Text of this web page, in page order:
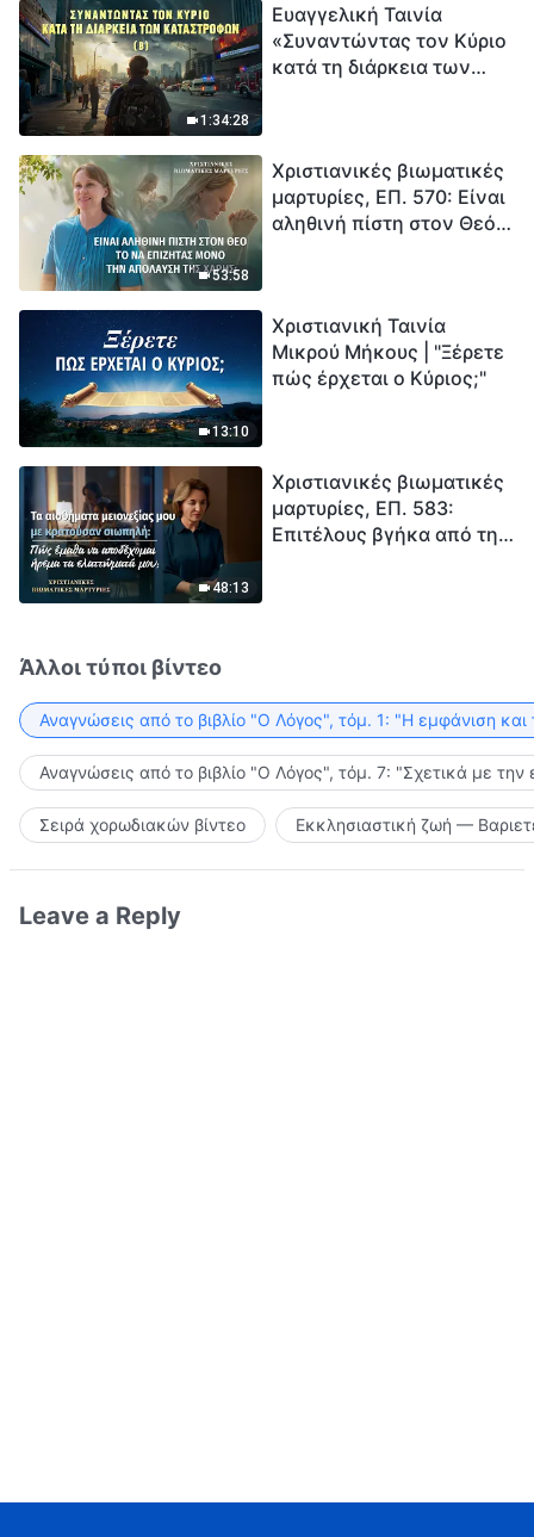
1:34:28
Ευαγγελική Ταινία
«Συναντώντας τον Κύριο
κατά τη διάρκεια των
εξαφάνισης». Οι
καταστροφές χτυπούν.
Ξεκινά η αντίστροφη
53:58
Χριστιανικές βιωματικές
μαρτυρίες, ΕΠ. 570: Είναι
αληθινή πίστη στον Θεό
13:10
Χριστιανική Ταινία
Μικρού Μήκους | "Ξέρετε
πώς έρχεται ο Κύριος;"
48:13
Χριστιανικές βιωματικές
μαρτυρίες, ΕΠ. 583:
Επιτέλους βγήκα από τη
Άλλοι τύποι βίντεο
Αναγνώσεις από το βιβλίο "Ο Λόγος", τόμ. 1: "Η εμφάνιση
Αναγνώσεις από το βιβλίο "Ο Λόγος", τόμ. 7: "Σχετικά με την
Σειρά χορωδιακών βίντεο Εκκλησιαστική ζωή —
Leave a Reply